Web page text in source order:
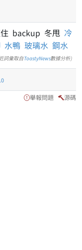
backup 冬甩 冷
水鴨 玻璃水 鋼水
詞彙取自ToastyNews數據分析)
舉報問題 源碼